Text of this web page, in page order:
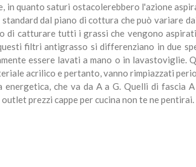
quanto saturi ostacolerebbero l'azione
dal piano di cottura che può variare
di catturare tutti i grassi che vengono
filtri antigrasso si differenziano in due
essere lavati a mano o in lavastoviglie.
acrilico e pertanto, vanno rimpiazzati
che va da A a G. Quelli di fascia
prezzi cappe per cucina non te ne pentirai.